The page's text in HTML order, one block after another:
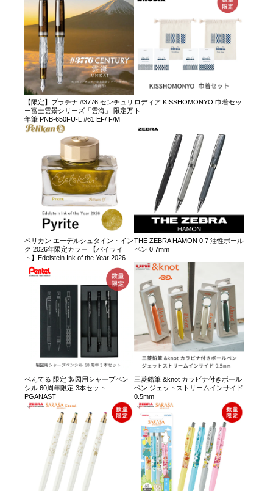
【限定】プラチナ #3776 センチュリ
ー富士雲景シリーズ「雲海」 限定万
年筆 PNB-650FU-L #61 EF/ F/M
ロディア KISSHOMONYO 巾着セッ
ト
ペリカン エーデルシュタイン・イン
ク 2026年限定カラー 【パイライ
ト】Edelstein Ink of the Year 2026
THE ZEBRA HAMON 0.7 油性ボール
ペン 0.7mm
ぺんてる 限定 製図用シャープペン
シル 60周年限定 3本セット
PGANAST
三菱鉛筆 &knot カラビナ付きボール
ペン ジェットストリームインサイド
0.5mm